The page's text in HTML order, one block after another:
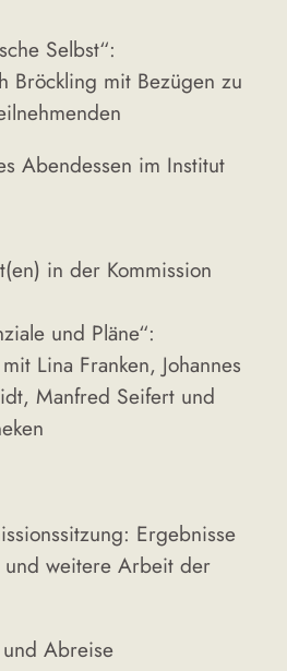
Selbst“:
Bröckling mit Bezügen zu
Abendessen im Institut
in der Kommission
und Pläne“:
Lina Franken, Johannes
Manfred Seifert und
Ergebnisse
weitere Arbeit der
Abreise